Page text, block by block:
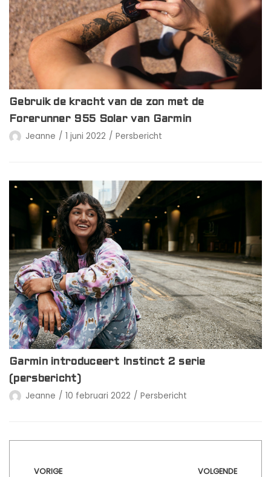
Gebruik de kracht van de zon met de
Forerunner 955 Solar van Garmin
Jeanne 1 juni 2022 Persbericht
Garmin introduceert Instinct 2 serie
(persbericht)
Jeanne 10 februari 2022 Persbericht
VORIGE VOLGENDE